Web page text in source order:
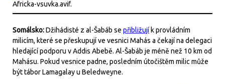
Somálsko:Džihádisté z al-Šabáb se přibližují k provládním
milicím, které se přeskupují ve vesnici Mahás a čekají na delegaci
hledající podporu v Addis Abebě. Al-Šabáb je méně než 10 km od
Mahásu. Pokud vesnice padne, posledním útočištěm milic může
být tábor Lamagalay u Beledweyne.